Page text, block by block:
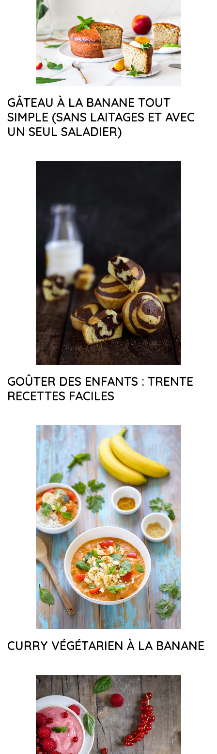
GÂTEAU À LA BANANE TOUT
SIMPLE (SANS LAITAGES ET AVEC
UN SEUL SALADIER)
GOÛTER DES ENFANTS : TRENTE
RECETTES FACILES
CURRY VÉGÉTARIEN À LA BANANE